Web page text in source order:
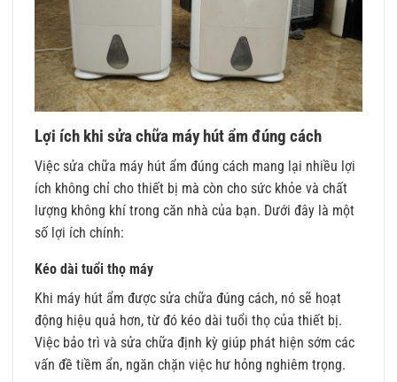
Lợi ích khi sửa chữa máy hút ẩm đúng cách
Việc sửa chữa máy hút ẩm đúng cách mang lại nhiều lợi
ích không chỉ cho thiết bị mà còn cho sức khỏe và chất
lượng không khí trong căn nhà của bạn. Dưới đây là một
số lợi ích chính:
Kéo dài tuổi thọ máy
Khi máy hút ẩm được sửa chữa đúng cách, nó sẽ hoạt
động hiệu quả hơn, từ đó kéo dài tuổi thọ của thiết bị.
Việc bảo trì và sửa chữa định kỳ giúp phát hiện sớm các
vấn đề tiềm ẩn, ngăn chặn việc hư hỏng nghiêm trọng.